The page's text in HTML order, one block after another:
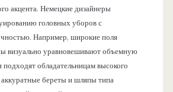
акцента. Немецкие дизайнеры
головных уборов с
Например, широкие поля
визуально уравновешивают объемную
обладательницам высокого
береты и шляпы типа